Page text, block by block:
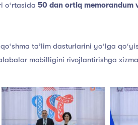
oʻrtasida 50 dan ortiq memorandum
ta’lim dasturlarini yoʻlga
mobilligini rivojlantirishga